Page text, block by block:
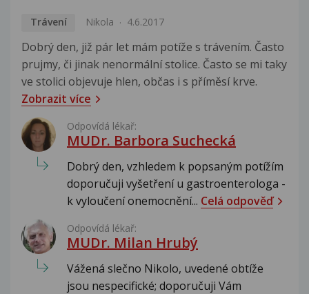
Trávení Nikola 4.6.2017
Dobrý den, již pár let mám potíže s trávením. Často
prujmy, či jinak nenormální stolice. Často se mi taky
ve stolici objevuje hlen, občas i s příměsí krve.
Zobrazit více
Odpovídá lékař:
MUDr. Barbora Suchecká
Dobrý den, vzhledem k popsaným potížím
doporučuji vyšetření u gastroenterologa -
k vyloučení onemocnění... Celá odpověď
Odpovídá lékař:
MUDr. Milan Hrubý
Vážená slečno Nikolo, uvedené obtíže
jsou nespecifické; doporučuji Vám